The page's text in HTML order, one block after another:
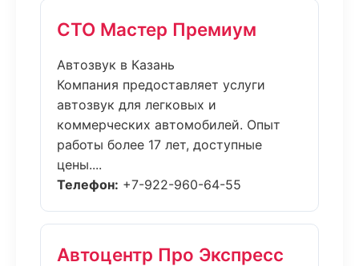
СТО Мастер Премиум
Автозвук в Казань
Компания предоставляет услуги
автозвук для легковых и
коммерческих автомобилей. Опыт
работы более 17 лет, доступные
цены....
Телефон: +7-922-960-64-55
Автоцентр Про Экспресс